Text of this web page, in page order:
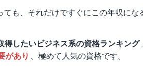
も、それだけですぐにこの年収にな
得したいビジネス系の資格ランキング 」
があり 、極めて人気の資格です。